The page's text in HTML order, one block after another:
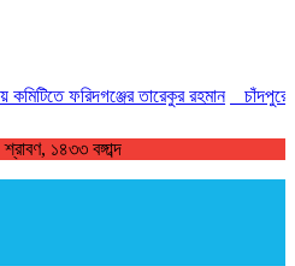
ফরিদগঞ্জের তারেকুর রহমান চাঁদপুরের
১৪৩৩ বঙ্গাব্দ